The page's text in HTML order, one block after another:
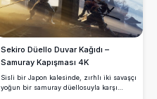
Sekiro Düello Duvar Kağıdı –
Samuray Kapışması 4K
Sisli bir Japon kalesinde, zırhlı iki savaşçı
yoğun bir samuray düellosuyla karşı